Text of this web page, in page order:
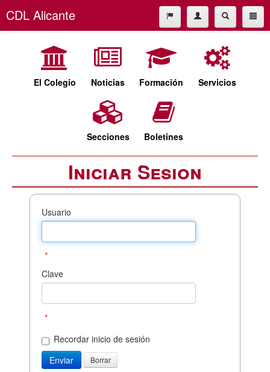
CDL Alicante
Formación
cdl@cdlalicante.org
El Colegio Noticias Formación Servicios
Secciones Boletines
Iniciar Sesion
Usuario
*
Clave
*
Recordar inicio de sesión